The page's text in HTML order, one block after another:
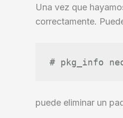
Una vez que
correctamente.
# pkg_info
puede eliminar un